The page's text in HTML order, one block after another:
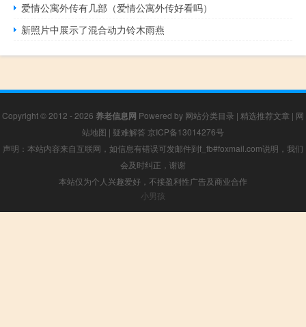
爱情公寓外传有几部（爱情公寓外传好看吗）
新照片中展示了混合动力铃木雨燕
Copyright © 2012 - 2026 养老信息网 Powered by 网站分类目录 | 精选推荐文章 | 网
站地图 | 疑难解答 京ICP备13014276号
声明：本站内容来自互联网，如信息有错误可发邮件到f_fb#foxmail.com说明，我们
会及时纠正，谢谢
本站仅为个人兴趣爱好，不接盈利性广告及商业合作
小男孩